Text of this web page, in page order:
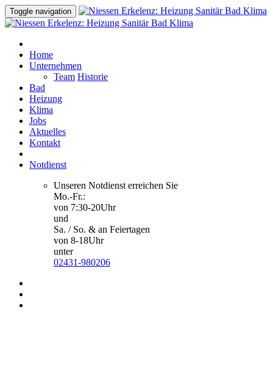
Toggle navigation
Home
Unternehmen
Team Historie
Bad
Heizung
Klima
Jobs
Aktuelles
Kontakt
Notdienst
Unseren Notdienst erreichen Sie
Mo.-Fr.:
von 7:30-20Uhr
und
Sa. / So. & an Feiertagen
von 8-18Uhr
unter
02431-980206